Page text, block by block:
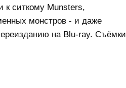
к ситкому Munsters,
монстров - и даже
на Blu-ray. Съёмки